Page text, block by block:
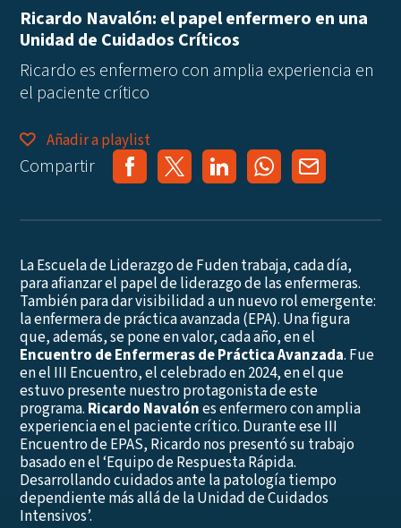
Ricardo Navalón: el papel enfermero en una
Unidad de Cuidados Críticos
Ricardo es enfermero con amplia experiencia en
el paciente crítico
Añadir a playlist
Compartir
La Escuela de Liderazgo de Fuden trabaja, cada día,
para afianzar el papel de liderazgo de las enfermeras.
También para dar visibilidad a un nuevo rol emergente:
la enfermera de práctica avanzada (EPA). Una figura
que, además, se pone en valor, cada año, en el
Encuentro de Enfermeras de Práctica Avanzada. Fue
en el III Encuentro, el celebrado en 2024, en el que
estuvo presente nuestro protagonista de este
programa. Ricardo Navalónes enfermero con amplia
experiencia en el paciente crítico. Durante ese III
Encuentro de EPAS, Ricardo nos presentósu trabajo
basado en el ‘Equipo de Respuesta Rápida.
Desarrollando cuidados ante la patología tiempo
dependiente más allá de la Unidad de Cuidados
Intensivos’.